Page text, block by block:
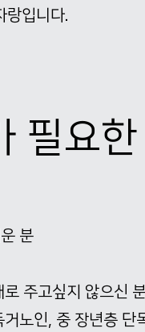
입니다.
필요
분
주고싶지 않으신
노인, 중 장년층